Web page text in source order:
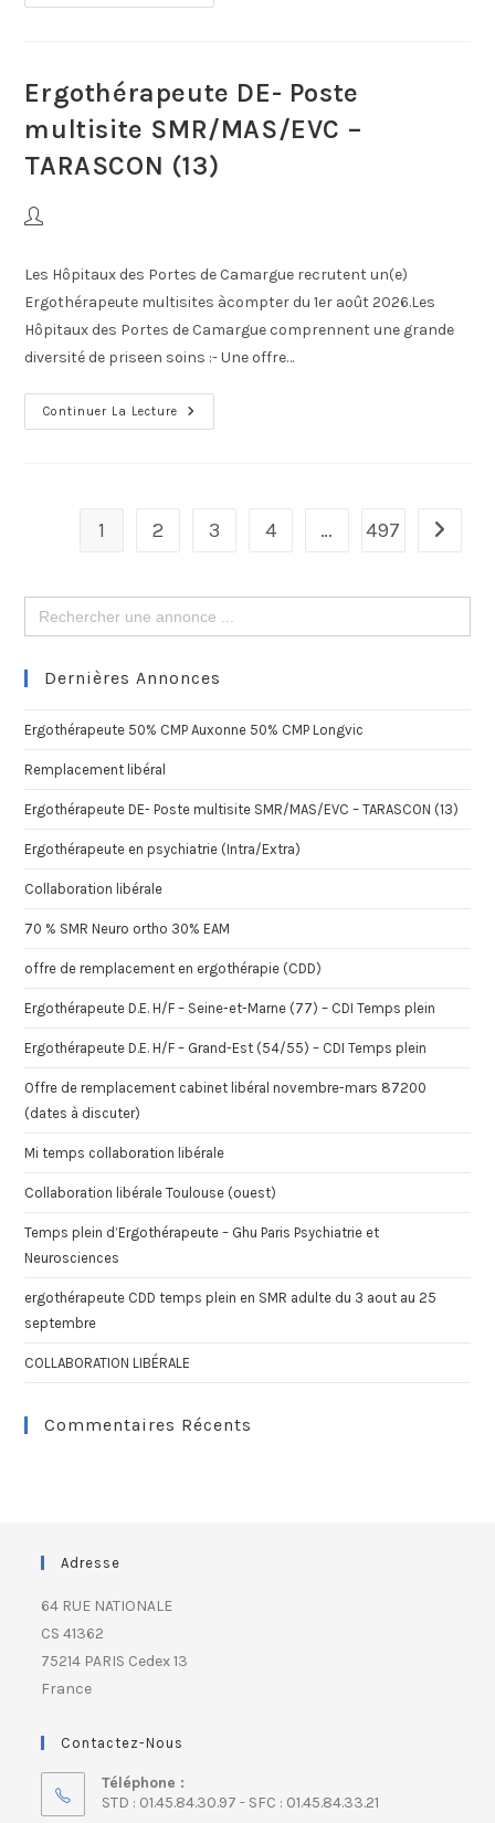
Ergothérapeute DE- Poste
multisite SMR/MAS/EVC –
TARASCON (13)
Les Hôpitaux des Portes de Camargue recrutent un(e)
Ergothérapeute multisites àcompter du 1er août 2026.Les
Hôpitaux des Portes de Camargue comprennent une grande
diversité de priseen soins :- Une offre…
Continuer La Lecture
1 2 3 4 … 497
Search
for:
Dernières Annonces
Ergothérapeute 50% CMP Auxonne 50% CMP Longvic
Remplacement libéral
Ergothérapeute DE- Poste multisite SMR/MAS/EVC – TARASCON (13)
Ergothérapeute en psychiatrie (Intra/Extra)
Collaboration libérale
70 % SMR Neuro ortho 30% EAM
offre de remplacement en ergothérapie (CDD)
Ergothérapeute D.E. H/F – Seine-et-Marne (77) – CDI Temps plein
Ergothérapeute D.E. H/F – Grand-Est (54/55) – CDI Temps plein
Offre de remplacement cabinet libéral novembre-mars 87200
(dates à discuter)
Mi temps collaboration libérale
Collaboration libérale Toulouse (ouest)
Temps plein d’Ergothérapeute – Ghu Paris Psychiatrie et
Neurosciences
ergothérapeute CDD temps plein en SMR adulte du 3 aout au 25
septembre
COLLABORATION LIBÉRALE
Commentaires Récents
Adresse
64 RUE NATIONALE
CS 41362
75214 PARIS Cedex 13
France
Contactez-Nous
Téléphone :
STD : 01.45.84.30.97 - SFC : 01.45.84.33.21